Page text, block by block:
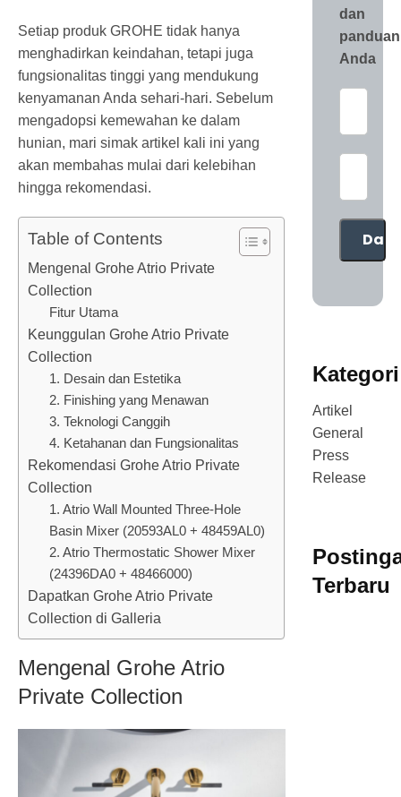
Setiap produk GROHE tidak hanya
menghadirkan keindahan, tetapi juga
fungsionalitas tinggi yang mendukung
kenyamanan Anda sehari-hari. Sebelum
mengadopsi kemewahan ke dalam
hunian, mari simak artikel kali ini yang
akan membahas mulai dari kelebihan
hingga rekomendasi.
Table of Contents
Mengenal Grohe Atrio Private
Collection
Fitur Utama
Keunggulan Grohe Atrio Private
Collection
1. Desain dan Estetika
2. Finishing yang Menawan
3. Teknologi Canggih
4. Ketahanan dan Fungsionalitas
Rekomendasi Grohe Atrio Private
Collection
1. Atrio Wall Mounted Three-Hole
Basin Mixer (20593AL0 + 48459AL0)
2. Atrio Thermostatic Shower Mixer
(24396DA0 + 48466000)
Dapatkan Grohe Atrio Private
Collection di Galleria
Mengenal Grohe Atrio
Private Collection
dan
panduan
Anda
Kategori
Artikel
General
Press
Release
Terbaru